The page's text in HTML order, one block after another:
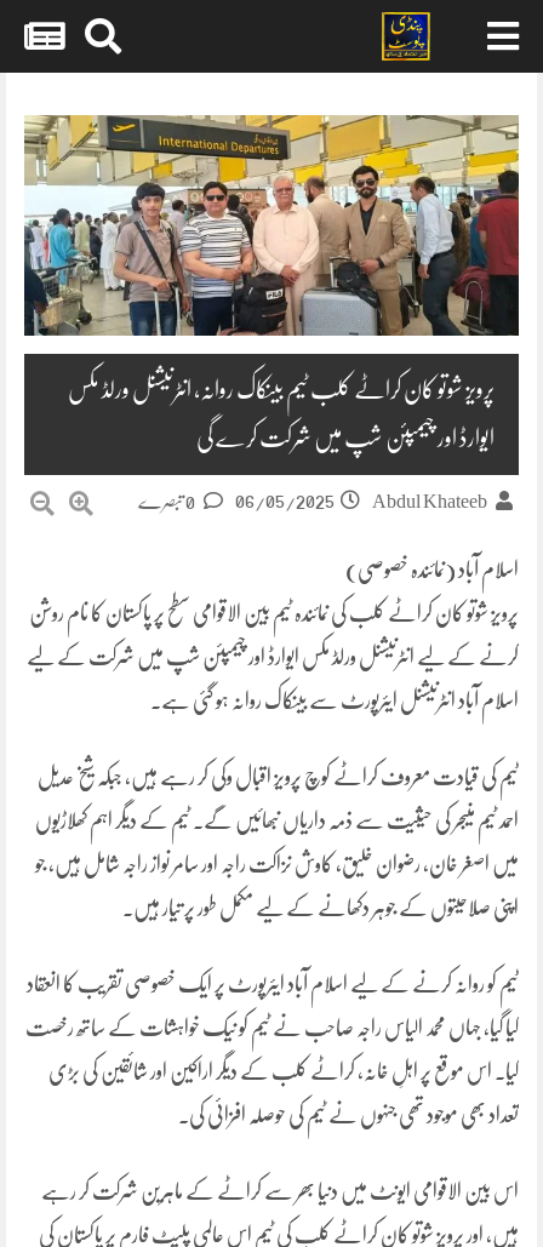
content
پرویز شوتو کان کراٹے کلب ٹیم بینکاک روانہ، انٹرنیشنل ورلڈ مکس
ایوارڈ اور چیمپئن شپ میں شرکت کرے گی
Abdul Khateeb
06/05/2025
اسلام آباد (نمائندہ خصوصی)
پرویز شوتو کان کراٹے کلب کی نمائندہ ٹیم بین الاقوامی سطح پر پاکستان کا نام روشن
کرنے کے لیے انٹرنیشنل ورلڈ مکس ایوارڈ اور چیمپئن شپ میں شرکت کے لیے
اسلام آباد انٹرنیشنل ایئرپورٹ سے بینکاک روانہ ہو گئی ہے۔
ٹیم کی قیادت معروف کراٹے کوچ پرویز اقبال وکی کر رہے ہیں، جبکہ شیخ عدیل
احمد ٹیم منیجر کی حیثیت سے ذمہ داریاں نبھائیں گے۔ ٹیم کے دیگر اہم کھلاڑیوں
میں اصغر خان، رضوان خلیق، کاوش نزاکت راجہ اور سامر نواز راجہ شامل ہیں، جو
اپنی صلاحیتوں کے جوہر دکھانے کے لیے مکمل طور پر تیار ہیں۔
ٹیم کو روانہ کرنے کے لیے اسلام آباد ایئرپورٹ پر ایک خصوصی تقریب کا انعقاد
کیا گیا، جہاں محمد الیاس راجہ صاحب نے ٹیم کو نیک خواہشات کے ساتھ رخصت
کیا۔ اس موقع پر اہلِ خانہ، کراٹے کلب کے دیگر اراکین اور شائقین کی بڑی
تعداد بھی موجود تھی جنہوں نے ٹیم کی حوصلہ افزائی کی۔
اس بین الاقوامی ایونٹ میں دنیا بھر سے کراٹے کے ماہرین شرکت کر رہے
ہیں، اور پرویز شوتو کان کراٹے کلب کی ٹیم اس عالمی پلیٹ فارم پر پاکستان کی